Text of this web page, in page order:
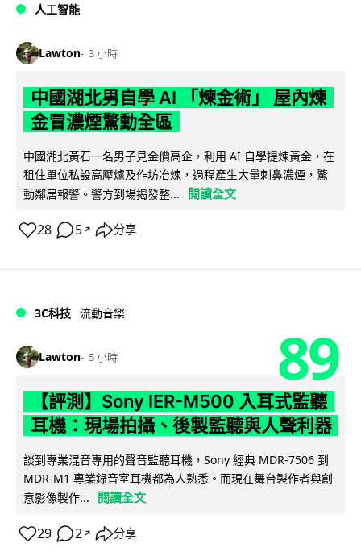
人工智能
Lawton 3 小時
中國湖北男自學 AI 「煉金術」 屋內煉
金冒濃煙驚動全區
中國湖北黃石一名男子見金價高企，利用 AI 自學提煉黃金，在
租住單位私設高壓爐及作坊冶煉，過程產生大量刺鼻濃煙，驚
動鄰居報警。警方到場揭發整...
閱讀全文
28 5 ↗ 分享
3C科技 流動音樂
Lawton 5 小時 89
【評測】Sony IER-M500 入耳式監聽
耳機：現場拍攝、後製監聽與人聲利器
談到專業混音專用的聲音監聽耳機，Sony 經典 MDR-7506 到
MDR-M1 專業錄音室耳機都為人熟悉。而現在舞台製作者與創
意影像製作...
閱讀全文
29 2 ↗ 分享